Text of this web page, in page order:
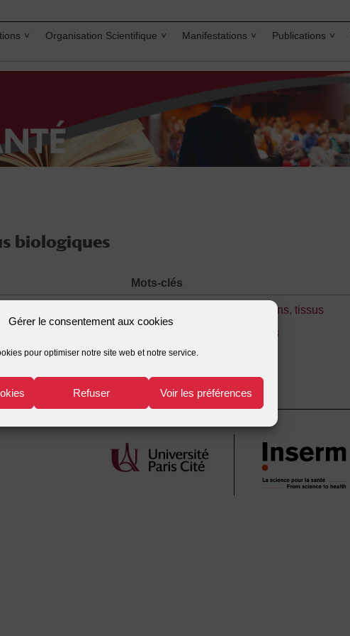
Gérer le consentement aux cookies
pour optimiser notre site web et notre service.
Refuser Voir les préférences
Organisation Scientifique Manifestations Publications
biologiques
Mots-clés
soins,tissus
transplantations